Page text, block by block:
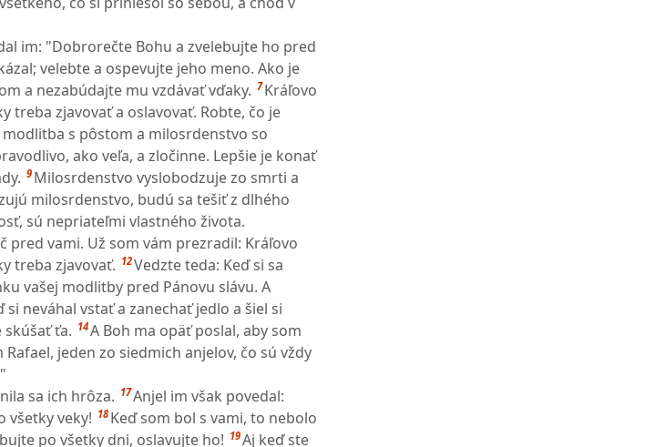
im: "Dobrorečte Bohu a zvelebujte ho pred
velebte a ospevujte jeho meno. Ako je
a nezabúdajte mu vzdávať vďaky. 7 Kráľovo
treba zjavovať a oslavovať. Robte, čo je
s pôstom a milosrdenstvo so
ako veľa, a zločinne. Lepšie je konať
9 Milosrdenstvo vyslobodzuje zo smrti a
milosrdenstvo, budú sa tešiť z dlhého
sú nepriateľmi vlastného života.
pred vami. Už som vám prezradil: Kráľovo
treba zjavovať. 12Vedzte teda: Keď si sa
vašej modlitby pred Pánovu slávu. A
si neváhal vstať a zanechať jedlo a šiel si
ťa. 14A Boh ma opäť poslal, aby som
Rafael, jeden zo siedmich anjelov, čo sú vždy
sa ich hrôza. 17Anjel im však povedal:
všetky veky! 18 Keď som bol s vami, to nebolo
po všetky dni, oslavujte ho! 19Aj keď ste